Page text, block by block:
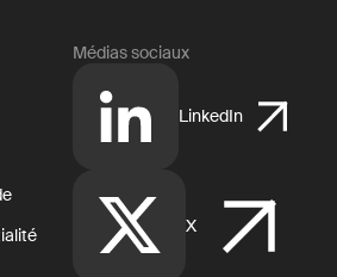
Médias sociaux
LinkedIn
X